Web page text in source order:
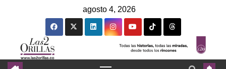
agosto 4, 2026